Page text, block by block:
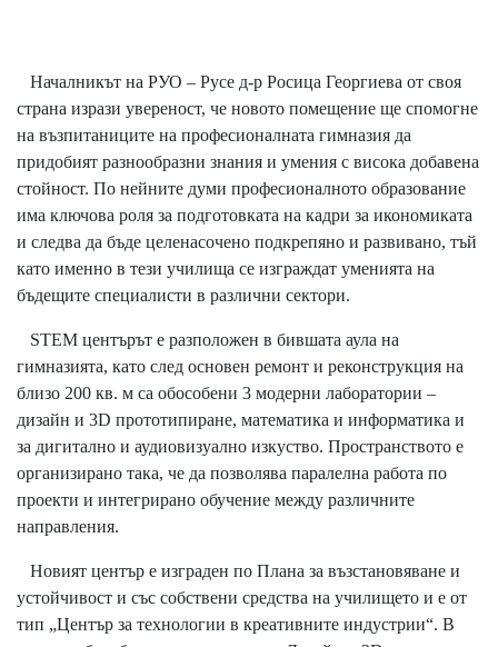
Началникът на РУО – Русе д-р Росица Георгиева от своя
страна изрази увереност, че новото помещение ще спомогне
на възпитаниците на професионалната гимназия да
придобият разнообразни знания и умения с висока добавена
стойност. По нейните думи професионалното образование
има ключова роля за подготовката на кадри за икономиката
и следва да бъде целенасочено подкрепяно и развивано, тъй
като именно в тези училища се изграждат уменията на
бъдещите специалисти в различни сектори.
STEM центърът е разположен в бившата аула на
гимназията, като след основен ремонт и реконструкция на
близо 200 кв. м са обособени 3 модерни лаборатории –
дизайн и 3D прототипиране, математика и информатика и
за дигитално и аудиовизуално изкуство. Пространството е
организирано така, че да позволява паралелна работа по
проекти и интегрирано обучение между различните
направления.
Новият център е изграден по Плана за възстановяване и
устойчивост и със собствени средства на училището и е от
тип „Център за технологии в креативните индустрии“. В